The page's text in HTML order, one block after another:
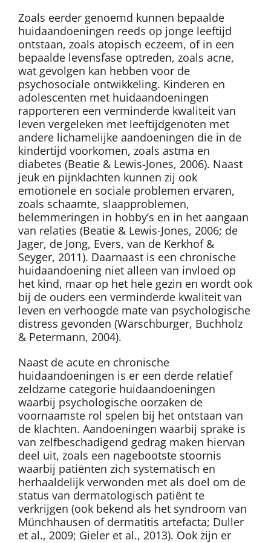
Zoals eerder genoemd kunnen bepaalde
huidaandoeningen reeds op jonge leeftijd
ontstaan, zoals atopisch eczeem, of in een
bepaalde levensfase optreden, zoals acne,
wat gevolgen kan hebben voor de
psychosociale ontwikkeling. Kinderen en
adolescenten met huidaandoeningen
rapporteren een verminderde kwaliteit van
leven vergeleken met leeftijdgenoten met
andere lichamelijke aandoeningen die in de
kindertijd voorkomen, zoals astma en
diabetes (Beatie & Lewis-Jones, 2006). Naast
jeuk en pijnklachten kunnen zij ook
emotionele en sociale problemen ervaren,
zoals schaamte, slaapproblemen,
belemmeringen in hobby’s en in het aangaan
van relaties (Beatie & Lewis-Jones, 2006; de
Jager, de Jong, Evers, van de Kerkhof &
Seyger, 2011). Daarnaast is een chronische
huidaandoening niet alleen van invloed op
het kind, maar op het hele gezin en wordt ook
bij de ouders een verminderde kwaliteit van
leven en verhoogde mate van psychologische
distress gevonden (Warschburger, Buchholz
& Petermann, 2004).
Naast de acute en chronische
huidaandoeningen is er een derde relatief
zeldzame categorie huidaandoeningen
waarbij psychologische oorzaken de
voornaamste rol spelen bij het ontstaan van
de klachten. Aandoeningen waarbij sprake is
van zelfbeschadigend gedrag maken hiervan
deel uit, zoals een nagebootste stoornis
waarbij patiënten zich systematisch en
herhaaldelijk verwonden met als doel om de
status van dermatologisch patiënt te
verkrijgen (ook bekend als het syndroom van
Münchhausen of dermatitis artefacta; Duller
et al., 2009; Gieler et al., 2013). Ook zijn er